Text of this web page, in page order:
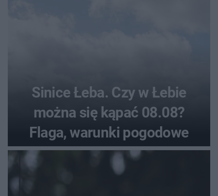
Sinice Łeba. Czy w Łebie
można się kąpać 08.08?
Flaga, warunki pogodowe